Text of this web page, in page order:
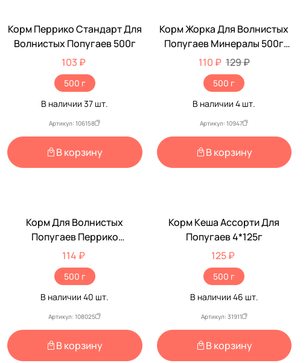
Корм Перрико Стандарт Для
Волнистых Попугаев 500г
103 ₽
500 г
В наличии37 шт.
Артикул: 106158
В корзину
-15%
Корм Жорка Для Волнистых
Попугаев Минералы 500г
(1*18)
110 ₽ 129 ₽
500 г
В наличии4 шт.
Артикул: 10947
В корзину
Корм Для Волнистых
Попугаев Перрико
Ореховая Долина 500г
114 ₽
500 г
В наличии40 шт.
Артикул: 108025
В корзину
Корм Кеша Ассорти Для
Попугаев 4*125г
125 ₽
500 г
В наличии 46 шт.
Артикул: 31911
В корзину